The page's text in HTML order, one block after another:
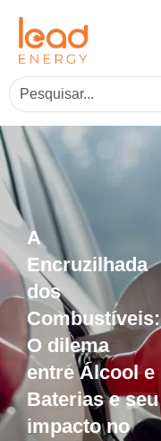
A
Encruzilhada
dos
Combustíveis:
O dilema
entre Álcool e
Baterias e seu
impacto no